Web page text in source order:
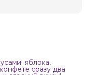
яблока,
сразу два